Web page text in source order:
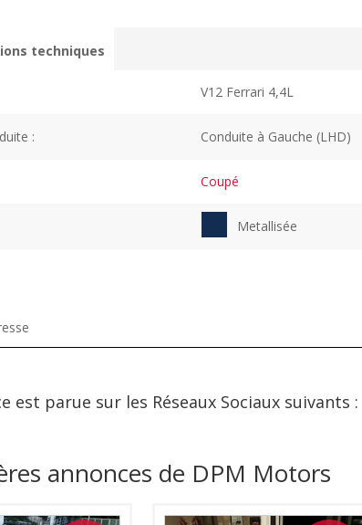
techniques
V12 Ferrari 4,4L
: Conduite à Gauche (LHD)
Coupé
Metallisée
est parue sur les Réseaux Sociaux suivants :
annonces de DPM Motors